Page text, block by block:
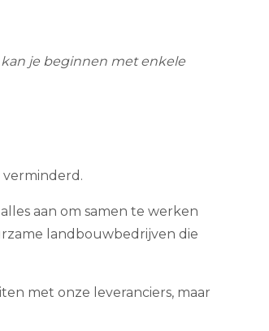
je beginnen met enkele
aan om samen te werken
landbouwbedrijven die
met onze leveranciers, maar